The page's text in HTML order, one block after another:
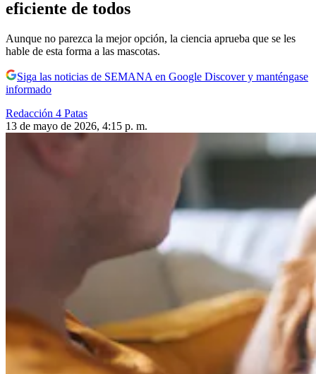
eficiente de todos
Aunque no parezca la mejor opción, la ciencia aprueba que se les
hable de esta forma a las mascotas.
Siga las noticias de SEMANA en Google Discover y manténgase
informado
Redacción 4 Patas
13 de mayo de 2026, 4:15 p. m.